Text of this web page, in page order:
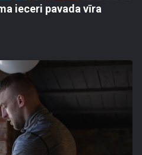
ieceri pavada vīra